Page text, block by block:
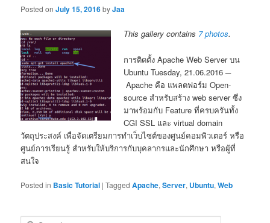
Posted onJuly 15, 2016byJaa
This gallery contains 7 photos.
การติดตั้ง Apache Web Server บน
Ubuntu Tuesday, 21.06.2016 ─
Apache คือ แพลตฟอร์ม Open-
source สำหรับสร้าง web server ซึ่ง
มาพร้อมกับ Feature ที่ครบครันทั้ง
CGI SSL และ virtual domain
วัตถุประสงค์ เพื่อจัดเตรียมการทำเว็บไซต์ของศูนย์คอมพิวเตอร์ หรือ
ศูนย์การเรียนรู้ สำหรับให้บริการกับบุคลากรและนักศึกษา หรือผู้ที่
สนใจ
Posted in Basic Tutorial |Tagged Apache,Server, Ubuntu,Web